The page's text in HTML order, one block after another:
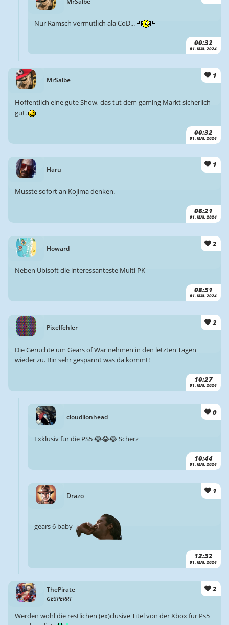
00:32
01. MAI. 2024
Nur Ramsch vermutlich ala CoD...
MrSalbe
1
00:32
01. MAI. 2024
Hoffentlich eine gute Show, das tut dem gaming Markt sicherlich
gut.
Haru
1
06:21
01. MAI. 2024
Musste sofort an Kojima denken.
Howard
2
08:51
01. MAI. 2024
Neben Ubisoft die interessanteste Multi PK
Pixelfehler
2
10:27
01. MAI. 2024
Die Gerüchte um Gears of War nehmen in den letzten Tagen
wieder zu. Bin sehr gespannt was da kommt!
cloudlionhead
0
10:44
01. MAI. 2024
Exklusiv für die PS5 😂😂😂 Scherz
Drazo
1
12:32
01. MAI. 2024
gears 6 baby
ThePirate
GESPERRT
2
Werden wohl die restlichen (ex)clusive Titel von der Xbox für Ps5